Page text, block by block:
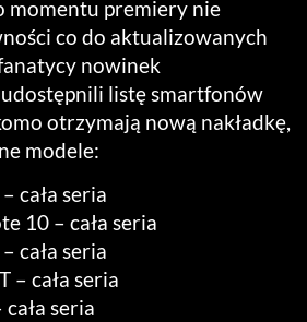
momentu premiery nie
co do aktualizowanych
nowinek
listę smartfonów
otrzymają nową nakładkę,
modele:
cała seria
10 – cała seria
cała seria
– cała seria
seria